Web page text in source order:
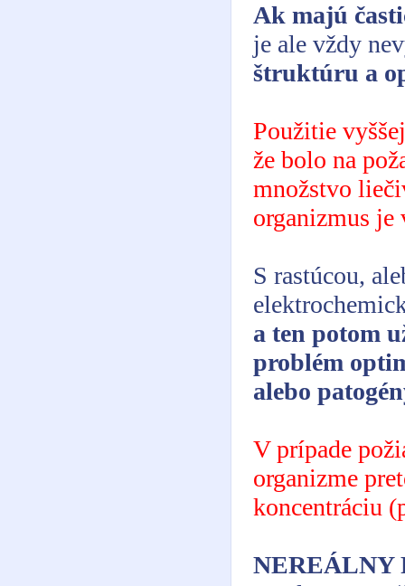
Ak majú
je ale vždy
štruktúru a
Použitie
že bolo na
množstvo
organizmus je
S rastúcou,
a ten potom
problém
alebo
V prípade
organizme
koncentráciu
NEREÁLNY